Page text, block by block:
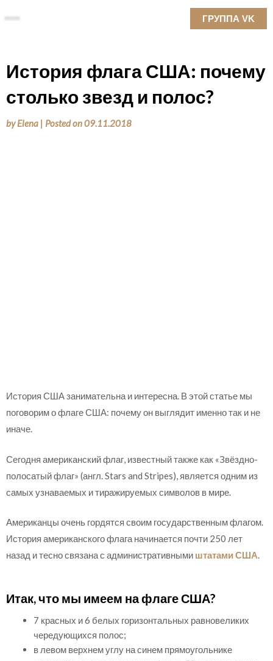
to
ГРУППА VK
История флага США: почему
столько звезд и полос?
byElena | Posted on09.11.2018
История США занимательна и интересна. В этой статье мы
поговорим о флаге США: почему он выглядит именно так и не
иначе.
Сегодня американский флаг, известный также как «Звёздно-
полосатый флаг» (англ. Stars and Stripes), является одним из
самых узнаваемых и тиражируемых символов в мире.
Американцы очень гордятся своим государственным флагом.
История американского флага начинается почти 250 лет
назад и тесно связана с административными штатами США.
Итак, что мы имеем на флаге США?
7 красных и 6 белых горизонтальных равновеликих
чередующихся полос;
в левом верхнем углу на синем прямоугольнике